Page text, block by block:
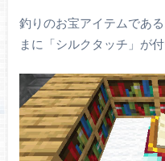
釣りのお宝アイテムであ
まに「シルクタッチ」が